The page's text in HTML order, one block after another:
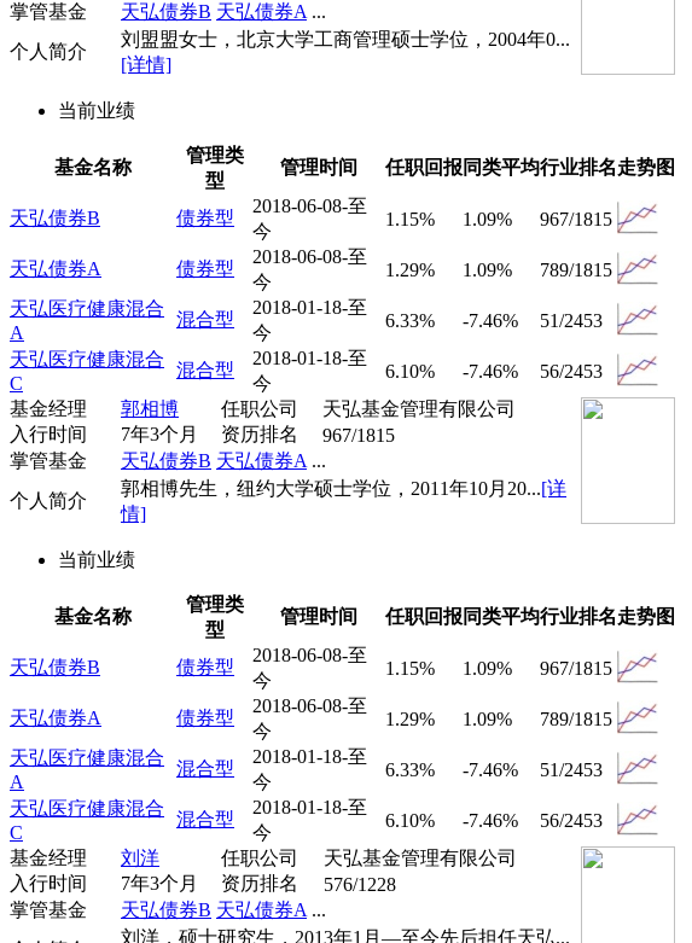
掌管基金
天弘债券B 天弘债券A ...
个人简介
刘盟盟女士，北京大学工商管理硕士学位，2004年0...
[详情]
当前业绩
基金名称
管理类
型
管理时间 任职回报 同类平均行业排名走势图
天弘债券B 债券型
2018-06-08-至
今
1.15% 1.09% 967/1815
天弘债券A 债券型
2018-06-08-至
今
1.29% 1.09%
789/1815
天弘医疗健康混合
A
混合型
2018-01-18-至
今
6.33% -7.46%
51/2453
天弘医疗健康混合
C
混合型
2018-01-18-至
今
6.10% -7.46%
56/2453
基金经理
郭相博 任职公司
天弘基金管理有限公司
入行时间
7年3个月 资历排名
967/1815
掌管基金
天弘债券B 天弘债券A ...
个人简介
郭相博先生，纽约大学硕士学位，2011年10月20...[详
情]
当前业绩
基金名称
管理类
型
管理时间 任职回报 同类平均行业排名走势图
天弘债券B 债券型
2018-06-08-至
今
1.15% 1.09% 967/1815
天弘债券A 债券型
2018-06-08-至
今
1.29% 1.09%
789/1815
天弘医疗健康混合
A
混合型
2018-01-18-至
今
6.33% -7.46%
51/2453
天弘医疗健康混合
C
混合型
2018-01-18-至
今
6.10% -7.46%
56/2453
基金经理
刘洋 任职公司
天弘基金管理有限公司
入行时间
7年3个月 资历排名
576/1228
掌管基金
天弘债券B 天弘债券A ...
刘洋，硕士研究生，2013年1月—至今先后担任天弘...